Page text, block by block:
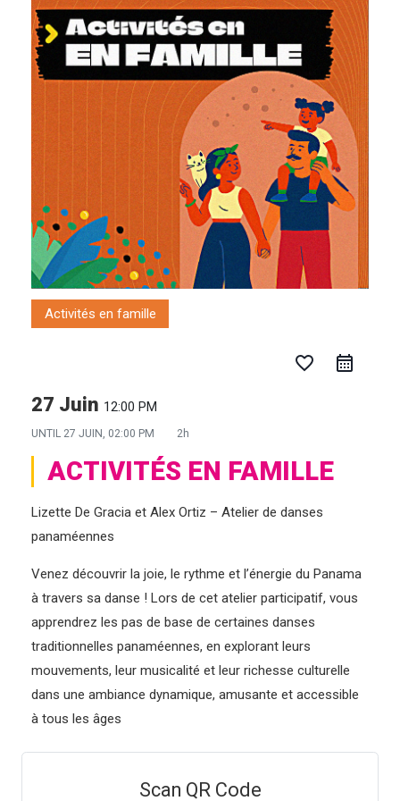
contenu
Activités en famille
favorite_border
27 Juin 12:00 PM
UNTIL 27 JUIN, 02:00 PM 2h
ACTIVITÉS EN FAMILLE
Lizette De Gracia et Alex Ortiz – Atelier de danses
panaméennes
Venez découvrir la joie, le rythme et l’énergie du Panama
à travers sa danse ! Lors de cet atelier participatif, vous
apprendrez les pas de base de certaines danses
traditionnelles panaméennes, en explorant leurs
mouvements, leur musicalité et leur richesse culturelle
dans une ambiance dynamique, amusante et accessible
à tous les âges
Scan QR Code